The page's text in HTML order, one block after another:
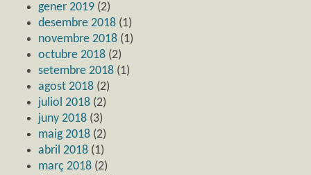
gener 2019 (2)
desembre 2018 (1)
novembre 2018 (1)
octubre 2018 (2)
setembre 2018 (1)
agost 2018 (2)
juliol 2018 (2)
juny 2018 (3)
maig 2018 (2)
abril 2018 (1)
març 2018 (2)